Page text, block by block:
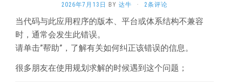
2026年7月13日 BY 达牛 · 2条评论
当代码与此应用程序的版本、平台或体系结构不兼容
时，通常会发生此错误。
请单击”帮助”，了解有关如何纠正该错误的信息。
很多朋友在使用规划求解的时候遇到这个问题；